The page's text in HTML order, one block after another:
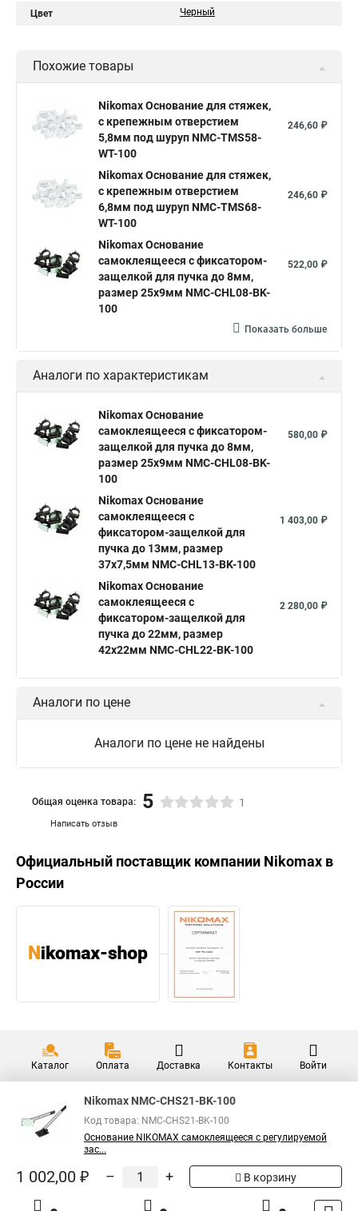
Цвет Черный
Похожие товары
Nikomax Основание для стяжек,
с крепежным отверстием
5,8мм под шуруп NMC-TMS58-
WT-100
246,60 ₽
Nikomax Основание для стяжек,
с крепежным отверстием
6,8мм под шуруп NMC-TMS68-
WT-100
246,60 ₽
Nikomax Основание
самоклеящееся с фиксатором-
защелкой для пучка до 8мм,
размер 25х9мм NMC-CHL08-BK-
100
522,00 ₽
Показать больше
Аналоги по характеристикам
Nikomax Основание
самоклеящееся с фиксатором-
защелкой для пучка до 8мм,
размер 25х9мм NMC-CHL08-BK-
100
580,00 ₽
Nikomax Основание
самоклеящееся с
фиксатором-защелкой для
пучка до 13мм, размер
37х7,5мм NMC-CHL13-BK-100
1 403,00 ₽
Nikomax Основание
самоклеящееся с
фиксатором-защелкой для
пучка до 22мм, размер
42х22мм NMC-CHL22-BK-100
2 280,00 ₽
Аналоги по цене
Аналоги по цене не найдены
Написать отзыв
Общая оценка товара: 5 1
Официальный поставщик компании Nikomax в
России
Каталог Оплата Доставка Контакты Войти
Nikomax NMC-CHS21-BK-100
Код товара: NMC-CHS21-BK-100
Основание NIKOMAX самоклеящееся с регулируемой
зас...
1 002,00 ₽ – + В корзину